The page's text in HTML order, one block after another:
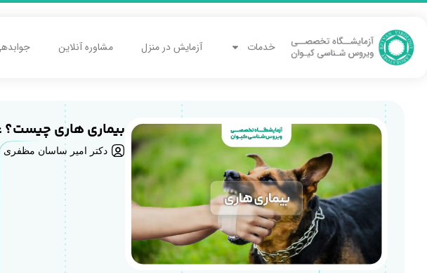
خدمات آزمایش در منزل مشاوره آنلاین
بیماری هاری چیست؟
دکتر امیر ساسان مظفری